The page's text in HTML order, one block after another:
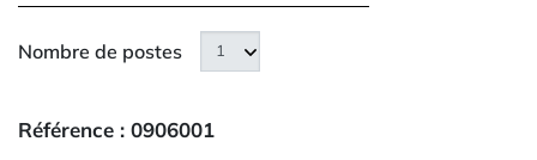
Nombre de postes
Référence : 0906001